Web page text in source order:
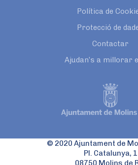
Política de
Protecció de
Contactar
Ajudan’s a millorar
© 2020 Ajuntament de
Pl. Catalunya, 1
08750 Molins de